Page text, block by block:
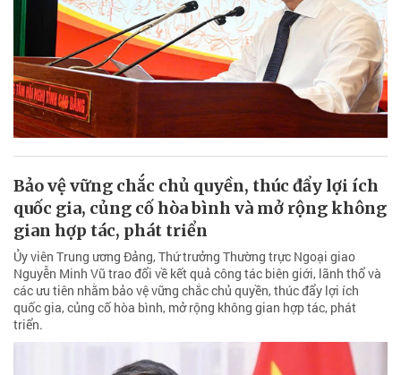
Bảo vệ vững chắc chủ quyền, thúc đẩy lợi ích
quốc gia, củng cố hòa bình và mở rộng không
gian hợp tác, phát triển
Ủy viên Trung ương Đảng, Thứ trưởng Thường trực Ngoại giao
Nguyễn Minh Vũ trao đổi về kết quả công tác biên giới, lãnh thổ và
các ưu tiên nhằm bảo vệ vững chắc chủ quyền, thúc đẩy lợi ích
quốc gia, củng cố hòa bình, mở rộng không gian hợp tác, phát
triển.